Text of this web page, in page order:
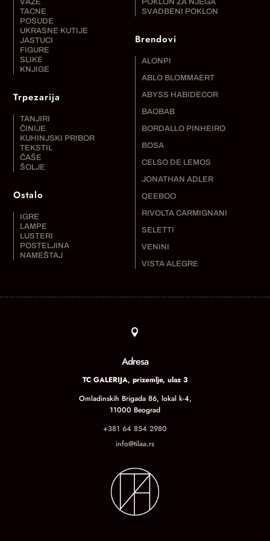
VAZE
TACNE
POSUDE
UKRASNE KUTIJE
JASTUCI
FIGURE
SLIKE
KNJIGE
Trpezarija
TANJIRI
ČINIJE
KUHINJSKI PRIBOR
TEKSTIL
ČAŠE
ŠOLJE
Ostalo
IGRE
LAMPE
LUSTERI
POSTELJINA
NAMEŠTAJ
POKLON ZA NJEGA
SVADBENI POKLON
Brendovi
ALONPI
ABLO BLOMMAERT
ABYSS HABIDECOR
BAOBAB
BORDALLO PINHEIRO
BOSA
CELSO DE LEMOS
JONATHAN ADLER
QEEBOO
RIVOLTA CARMIGNANI
SELETTI
VENINI
VISTA ALEGRE

Adresa
TC GALERIJA, prizemlje, ulaz 3
Omladinskih Brigada 86, lokal k-4,
11000 Beograd
+381 64 854 2980
info@tilaa.rs